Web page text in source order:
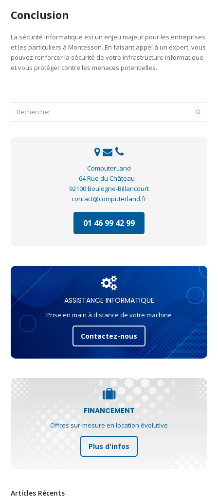
Conclusion
La sécurité informatique est un enjeu majeur pour les entreprises
et les particuliers à Montesson. En faisant appel à un expert, vous
pouvez renforcer la sécurité de votre infrastructure informatique
et vous protéger contre les menaces potentielles.
ComputerLand
64 Rue du Château –
92100 Boulogne-Billancourt
contact@computerland.fr
01 46 99 42 99
ASSISTANCE INFORMATIQUE
Prise en main à distance de votre machine
Contactez-nous
FINANCEMENT
Offres sur-mesure en location évolutive
Plus d'infos
Articles Récents